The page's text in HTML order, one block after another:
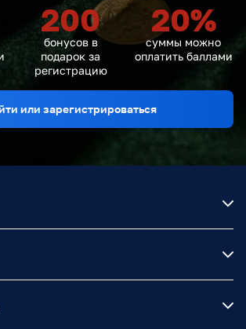
200
бонусов в
подарок за
регистрацию
20%
суммы можно
оплатить баллами
или зарегистрироваться